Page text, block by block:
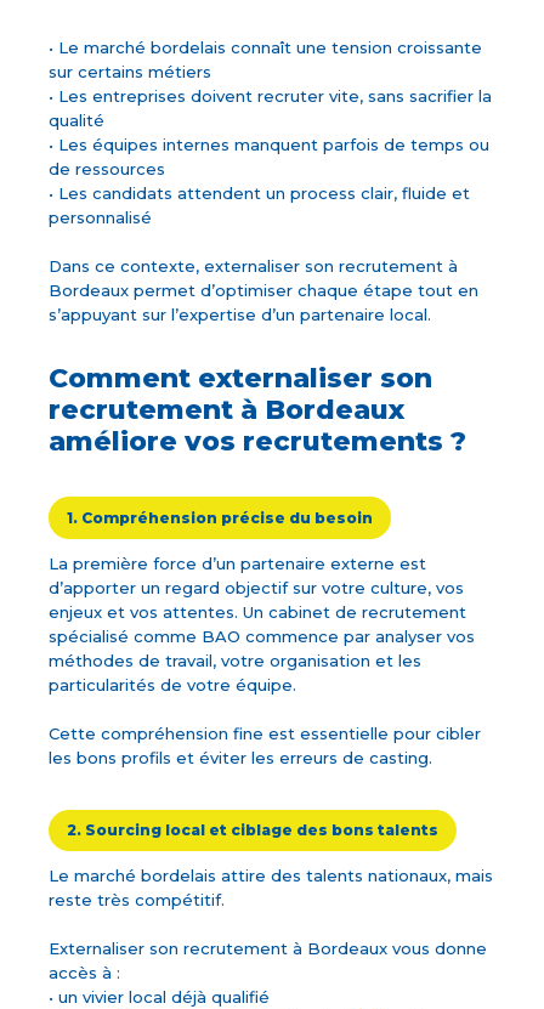
• Le marché bordelais connaît une tension croissante
sur certains métiers
• Les entreprises doivent recruter vite, sans sacrifier la
qualité
• Les équipes internes manquent parfois de temps ou
de ressources
• Les candidats attendent un process clair, fluide et
personnalisé
Dans ce contexte, externaliser son recrutement à
Bordeaux permet d’optimiser chaque étape tout en
s’appuyant sur l’expertise d’un partenaire local.
Comment externaliser son
recrutement à Bordeaux
améliore vos recrutements ?
1. Compréhension précise du besoin
La première force d’un partenaire externe est
d’apporter un regard objectif sur votre culture, vos
enjeux et vos attentes. Un cabinet de recrutement
spécialisé comme BAO commence par analyser vos
méthodes de travail, votre organisation et les
particularités de votre équipe.
Cette compréhension fine est essentielle pour cibler
les bons profils et éviter les erreurs de casting.
2. Sourcing local et ciblage des bons talents
Le marché bordelais attire des talents nationaux, mais
reste très compétitif.
Externaliser son recrutement à Bordeaux vous donne
accès à :
• un vivier local déjà qualifié